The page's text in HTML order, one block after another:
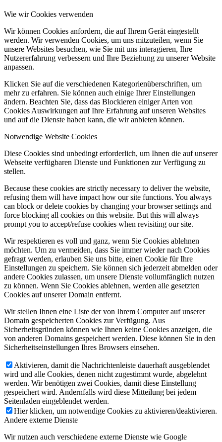
Wie wir Cookies verwenden
Wir können Cookies anfordern, die auf Ihrem Gerät eingestellt
werden. Wir verwenden Cookies, um uns mitzuteilen, wenn Sie
unsere Websites besuchen, wie Sie mit uns interagieren, Ihre
Nutzererfahrung verbessern und Ihre Beziehung zu unserer Website
anpassen.
Klicken Sie auf die verschiedenen Kategorienüberschriften, um
mehr zu erfahren. Sie können auch einige Ihrer Einstellungen
ändern. Beachten Sie, dass das Blockieren einiger Arten von
Cookies Auswirkungen auf Ihre Erfahrung auf unseren Websites
und auf die Dienste haben kann, die wir anbieten können.
Notwendige Website Cookies
Diese Cookies sind unbedingt erforderlich, um Ihnen die auf unserer
Webseite verfügbaren Dienste und Funktionen zur Verfügung zu
stellen.
Because these cookies are strictly necessary to deliver the website,
refusing them will have impact how our site functions. You always
can block or delete cookies by changing your browser settings and
force blocking all cookies on this website. But this will always
prompt you to accept/refuse cookies when revisiting our site.
Wir respektieren es voll und ganz, wenn Sie Cookies ablehnen
möchten. Um zu vermeiden, dass Sie immer wieder nach Cookies
gefragt werden, erlauben Sie uns bitte, einen Cookie für Ihre
Einstellungen zu speichern. Sie können sich jederzeit abmelden oder
andere Cookies zulassen, um unsere Dienste vollumfänglich nutzen
zu können. Wenn Sie Cookies ablehnen, werden alle gesetzten
Cookies auf unserer Domain entfernt.
Wir stellen Ihnen eine Liste der von Ihrem Computer auf unserer
Domain gespeicherten Cookies zur Verfügung. Aus
Sicherheitsgründen können wie Ihnen keine Cookies anzeigen, die
von anderen Domains gespeichert werden. Diese können Sie in den
Sicherheitseinstellungen Ihres Browsers einsehen.
Aktivieren, damit die Nachrichtenleiste dauerhaft ausgeblendet
wird und alle Cookies, denen nicht zugestimmt wurde, abgelehnt
werden. Wir benötigen zwei Cookies, damit diese Einstellung
gespeichert wird. Andernfalls wird diese Mitteilung bei jedem
Seitenladen eingeblendet werden.
Hier klicken, um notwendige Cookies zu aktivieren/deaktivieren.
Andere externe Dienste
Wir nutzen auch verschiedene externe Dienste wie Google